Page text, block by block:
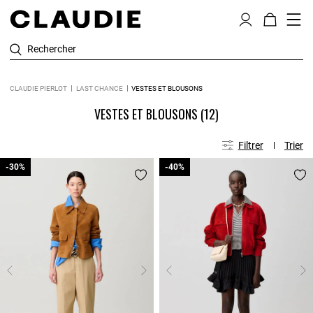
Rechercher
CLAUDIE PIERLOT LAST CHANCE VESTES ET BLOUSONS
VESTES ET BLOUSONS (12)
Filtrer Trier
-30%
-30% -40%
-40%